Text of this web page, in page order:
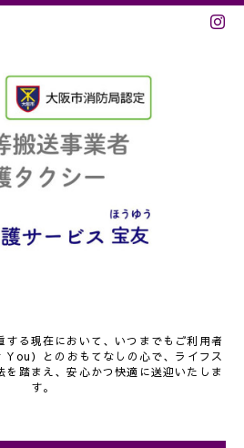
する現在において、いつまでもご利用者
）とのおもてなしの心で、ライフス
を踏まえ、安心かつ快適に送迎いたしま
す。